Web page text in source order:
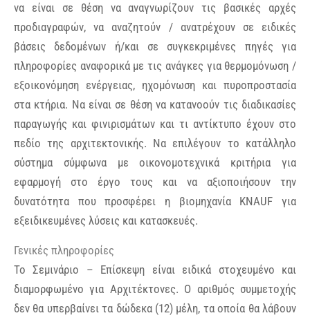
να είναι σε θέση να αναγνωρίζουν τις βασικές αρχές
προδιαγραφών, να αναζητούν / ανατρέχουν σε ειδικές
βάσεις δεδομένων ή/και σε συγκεκριμένες πηγές για
πληροφορίες αναφορικά με τις ανάγκες για θερμομόνωση /
εξοικονόμηση ενέργειας, ηχομόνωση και πυροπροστασία
στα κτήρια. Να είναι σε θέση να κατανοούν τις διαδικασίες
παραγωγής και φινιρισμάτων και τι αντίκτυπο έχουν στο
πεδίο της αρχιτεκτονικής. Να επιλέγουν το κατάλληλο
σύστημα σύμφωνα με οικονομοτεχνικά κριτήρια για
εφαρμογή στο έργο τους και να αξιοποιήσουν την
δυνατότητα που προσφέρει η βιομηχανία KNAUF για
εξειδικευμένες λύσεις και κατασκευές.
Γενικές πληροφορίες
Το Σεμινάριο – Επίσκεψη είναι ειδικά στοχευμένο και
διαμορφωμένο για Αρχιτέκτονες. Ο αριθμός συμμετοχής
δεν θα υπερβαίνει τα δώδεκα (12) μέλη, τα οποία θα λάβουν